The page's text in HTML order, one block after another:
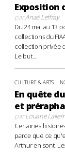
Exposition
parAnaë Leffray
Du 24 mai au 13
collections du
collection privée
Le but...
CULTURE & ARTS
En quête
et
parLouane
Certaines
parce que ce
Arthur en sont.